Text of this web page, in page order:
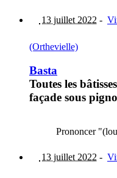
13 juillet 2022 -
(Orthevielle)
Basta
Toutes les
façade sous
Prononcer
13 juillet 2022 -